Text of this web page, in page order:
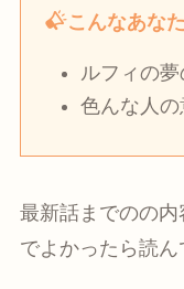
こんなあな
ルフィの
色んな人
最新話までのの
でよかったら読ん